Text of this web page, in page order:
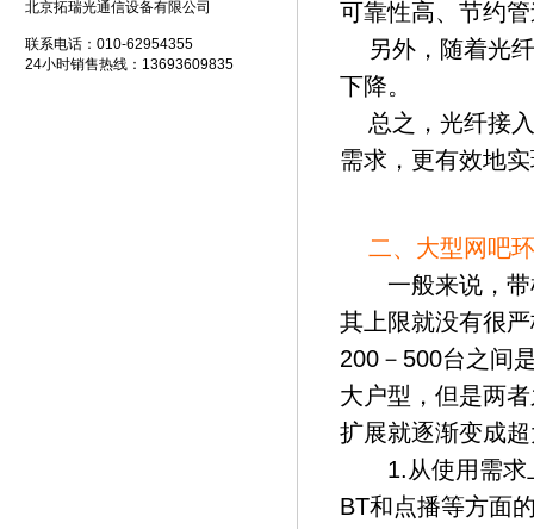
北京拓瑞光通信设备有限公司
联系电话：010-62954355
24小时销售热线：13693609835
可靠性高、节约
另外，随着光纤
下降。
总之，光纤接入
需求，更有效地
二、大型网吧
一般来说，带
其上限就没有很
200－500台之间
大户型，但是两
扩展就逐渐变成
1.从使用需求上
BT和点播等方面